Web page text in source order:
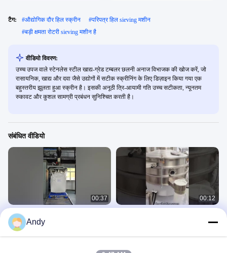
टैग: #औद्योगिक दौर हिल स्क्रीन #परिपत्र हिल sieving मशीन
#बड़ी क्षमता रोटरी sieving मशीन है
वीडियो विवरण:
उच्च उपज वाले स्टेनलेस स्टील खाद्य-ग्रेड टम्बलर छलनी अनाज विभाजक की खोज करें, जो
रासायनिक, खाद्य और दवा जैसे उद्योगों में सटीक स्क्रीनिंग के लिए डिज़ाइन किया गया एक
बहुस्तरीय झूलता हुआ स्क्रीन है। इसकी अनूठी त्रि-आयामी गति उच्च सटीकता, न्यूनतम
रुकावट और कुशल सामग्री प्रबंधन सुनिश्चित करती है।
संबंधित वीडियो
00:37
स्टेनलेस स्टील खाद्य ग्रेड पाउडर टन बैग
पैकेजिंग मशीनः उच्च परिशुद्धता मात्रात्मक भरने
摇摆筛
00:12
Andy